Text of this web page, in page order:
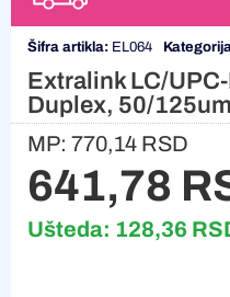
Šifra artikla: EL064
Extralink LC/
Duplex, 50/
MP: 770,14 RSD
641,78
Ušteda: 128,36